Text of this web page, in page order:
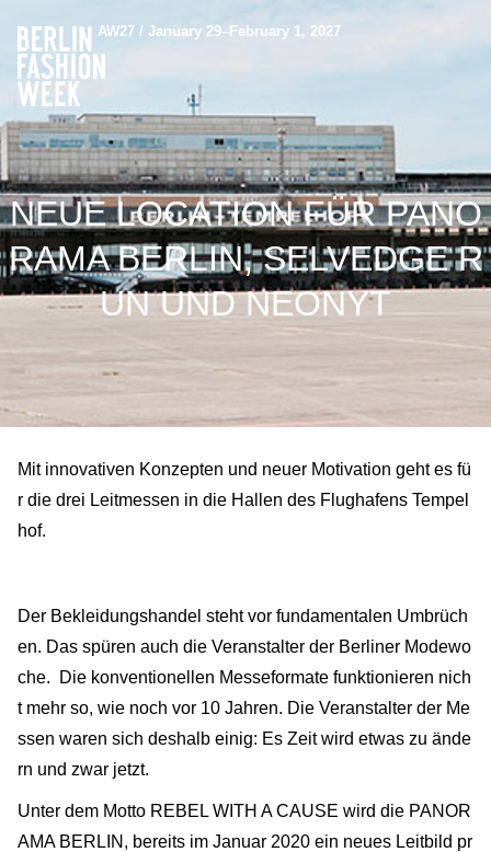
AW27 / January 29–February 1, 2027
NEUE LOCATION FÜR PANO
RAMA BERLIN, SELVEDGE R
UN UND NEONYT
Mit innovativen Konzepten und neuer Motivation geht es fü
r die drei Leitmessen in die Hallen des Flughafens Tempel
hof.
Der Bekleidungshandel steht vor fundamentalen Umbrüch
en. Das spüren auch die Veranstalter der Berliner Modewo
che. Die konventionellen Messeformate funktionieren nich
t mehr so, wie noch vor 10 Jahren. Die Veranstalter der Me
ssen waren sich deshalb einig: Es Zeit wird etwas zu ände
rn und zwar jetzt.
Unter dem Motto REBEL WITH A CAUSE wird die PANOR
AMA BERLIN, bereits im Januar 2020 ein neues Leitbild pr